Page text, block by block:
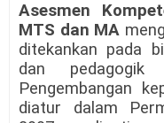
Asesmen
MTS dan MA
ditekankan pada
dan
Pengembangan
diatur dalam